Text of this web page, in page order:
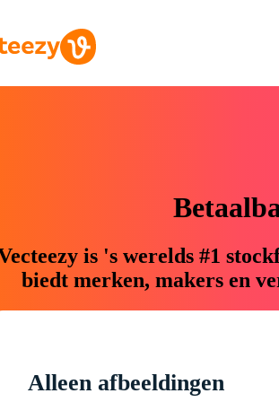
is 's werelds #1
biedt merken, makers en
Alleen afbeeldingen